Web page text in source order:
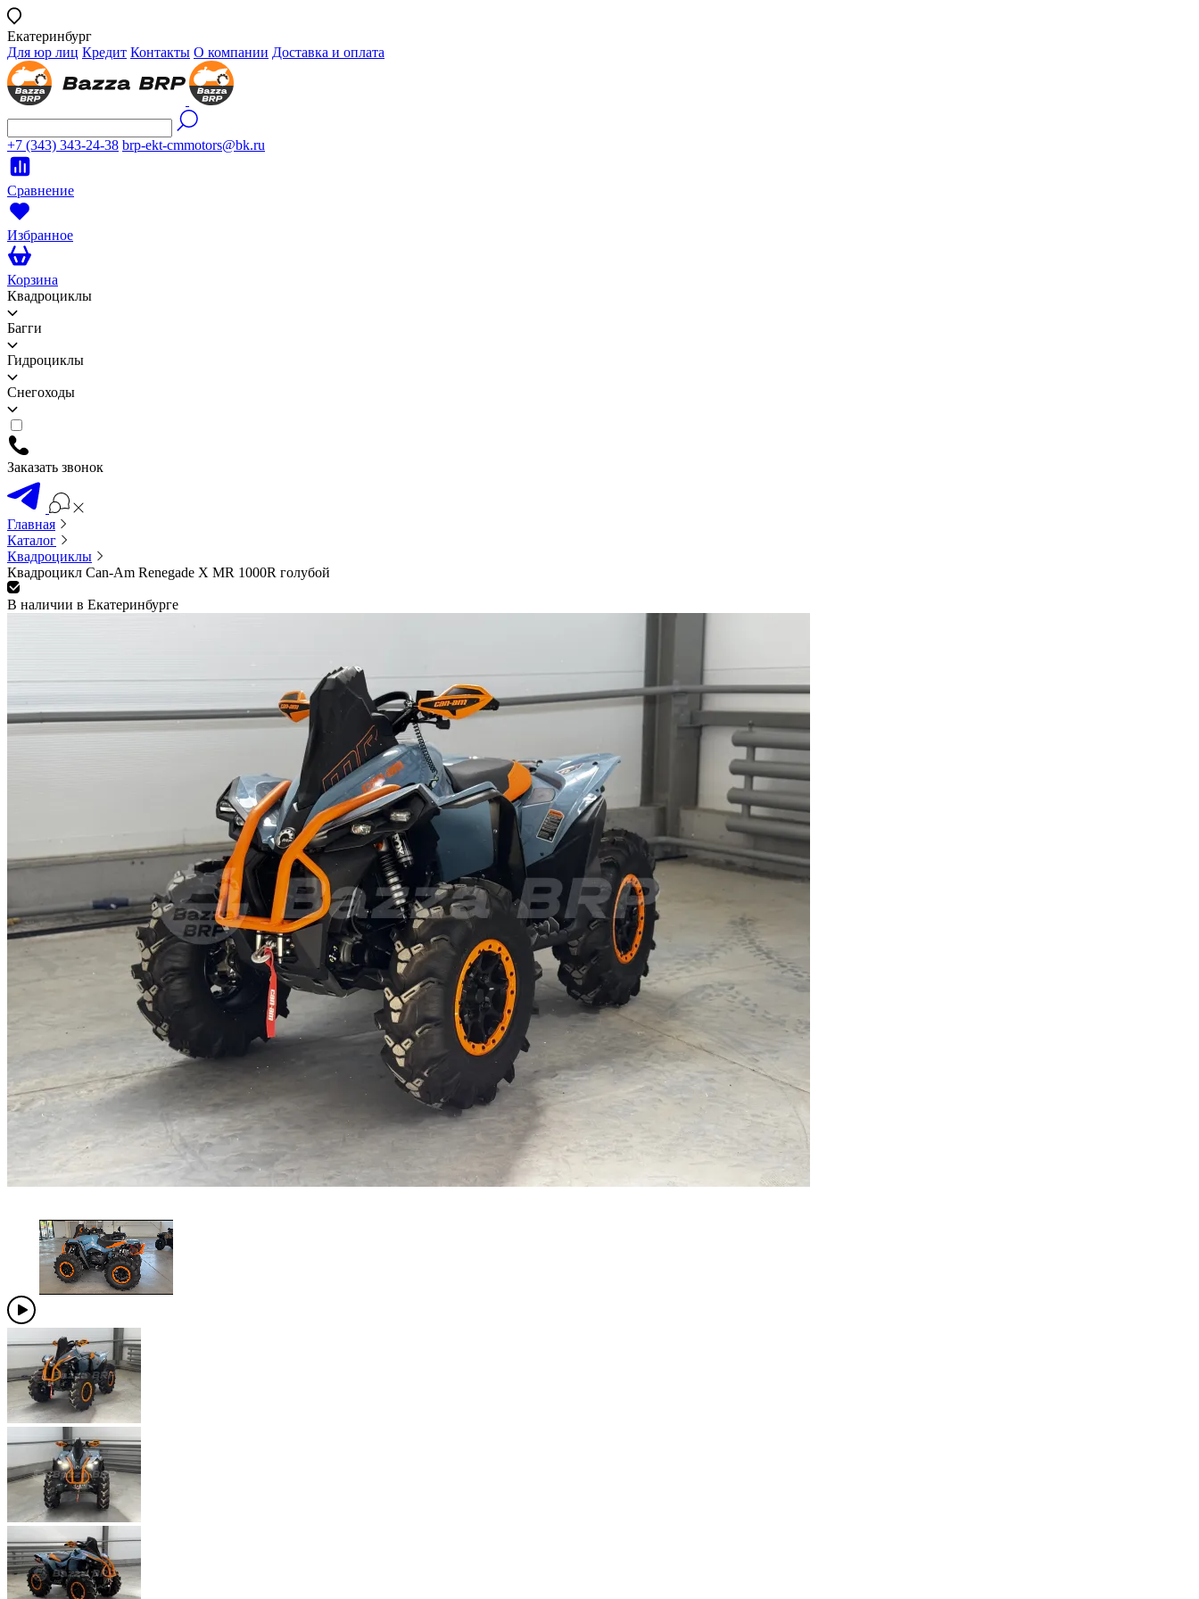
Екатеринбург
Для юр лиц Кредит Контакты О компании Доставка и оплата
+7 (343) 343-24-38 brp-ekt-cmmotors@bk.ru
Сравнение
Избранное
Корзина
Квадроциклы
Багги
Гидроциклы
Снегоходы
Заказать звонок
Главная
Каталог
Квадроциклы
Квадроцикл Can-Am Renegade X MR 1000R голубой
В наличии в Екатеринбурге